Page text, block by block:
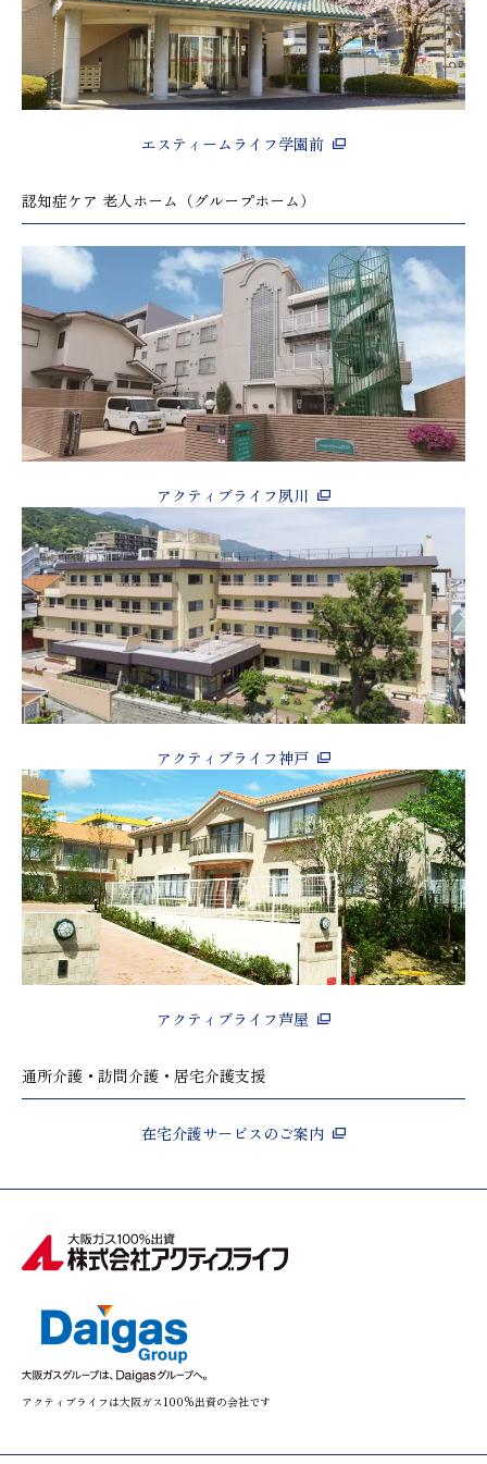
エスティームライフ学園前
認知症ケア 老人ホーム（グループホーム）
アクティブライフ夙川
アクティブライフ神戸
アクティブライフ芦屋
通所介護・訪問介護・居宅介護支援
在宅介護サービスのご案内
アクティブライフは大阪ガス100%出資の会社です